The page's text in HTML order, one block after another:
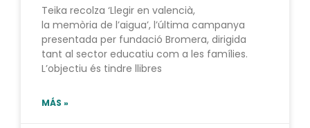
Teika recolza ‘Llegir en valencià,
la memòria de l’aigua’, l’última campanya
presentada per fundació Bromera, dirigida
tant al sector educatiu com a les famílies.
L’objectiu és tindre llibres
MÁS »